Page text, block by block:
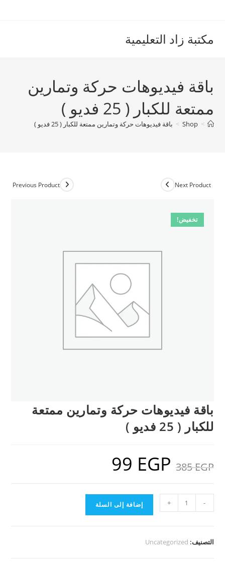
مكتبة زاد التعليمية
باقة فيديوهات حركة وتمارين
ممتعة للكبار ( 25 فديو )
>
Shop
> باقة فيديوهات حركة وتمارين ممتعة للكبار ( 25 فديو )
تخفيض!
Previous Product Next Product
باقة فيديوهات حركة وتمارين ممتعة
للكبار ( 25 فديو )
385EGP
السعر
الأصلي
هو: 99 EGP
باقة
حركة
-
+ إضافة إلى السلة
التصنيف: Uncategorized